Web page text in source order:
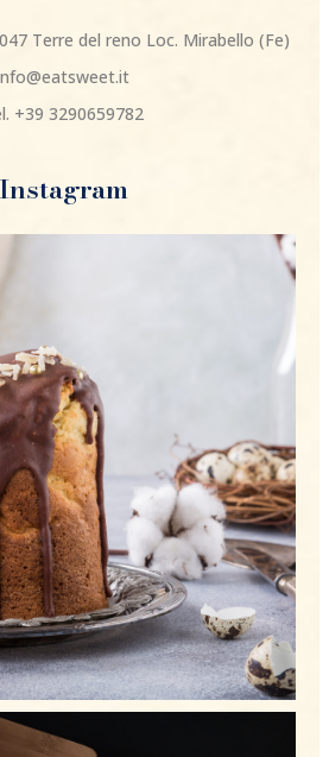
Terre del reno Loc. Mirabello (Fe)
+39 3290659782
Instagram